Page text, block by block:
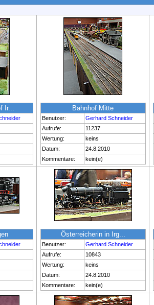
Ir... Bahnhof Mitte
Benutzer:
Gerhard Schneider
Aufrufe:
11237
Wertung:
keins
Datum:
24.8.2010
Kommentare:
kein(e)
Österreicherin in Irg...
Benutzer:
Gerhard Schneider
Aufrufe:
10843
Wertung:
keins
Datum:
24.8.2010
Kommentare:
kein(e)